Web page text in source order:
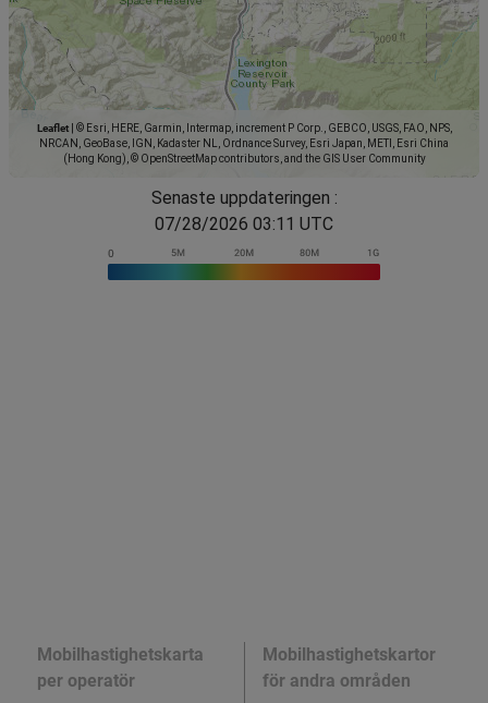
Leaflet
© Esri, HERE, Garmin, Intermap, increment P Corp., GEBCO, USGS, FAO, NPS,
NRCAN, GeoBase, IGN, Kadaster NL, Ordnance Survey, Esri Japan, METI, Esri China
(Hong Kong), © OpenStreetMap contributors, and the GIS User Community
Senaste uppdateringen :
07/28/2026 03:11 UTC
Mobilhastighetskarta
per operatör
Mobilhastighetskartor
för andra områden